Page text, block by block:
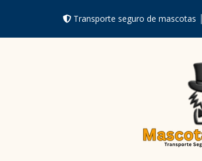
Transporte seguro de mascotas │